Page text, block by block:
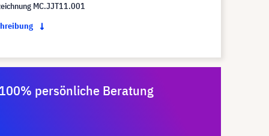
MC.JJT11.001
persönliche Beratung